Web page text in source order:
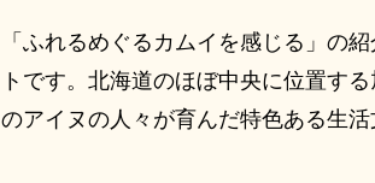
「ふれるめぐるカムイを感じる」の
トです。北海道のほぼ中央に位置す
のアイヌの人々が育んだ特色ある生
による入植・開拓の歴史、多くの先